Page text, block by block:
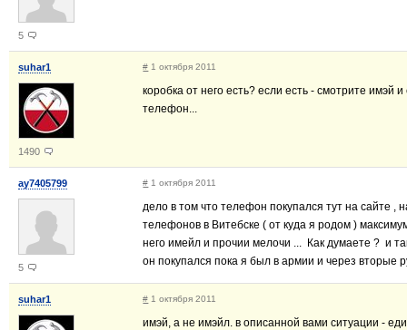
5
suhar1
1490
# 1 октября 2011
коробка от него есть? если есть - смотрите имэй
телефон...
ay7405799
5
# 1 октября 2011
дело в том что телефон покупался тут на сайте
телефонов в Витебске ( от куда я родом )
него имейл и прочии мелочи ... Как думаете ? и
он покупался пока я был в армии и через вторые
suhar1 # 1 октября 2011
имэй, а не имэйл. в описанной вами ситуации -